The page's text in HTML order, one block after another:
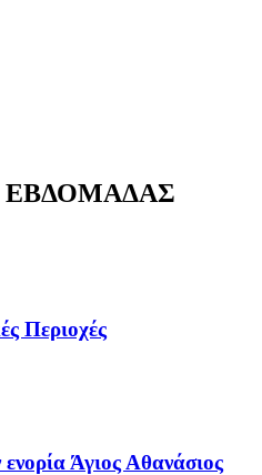
ΕΒΔΟΜΑΔΑΣ
Περιοχές
Άγιος Αθανάσιος